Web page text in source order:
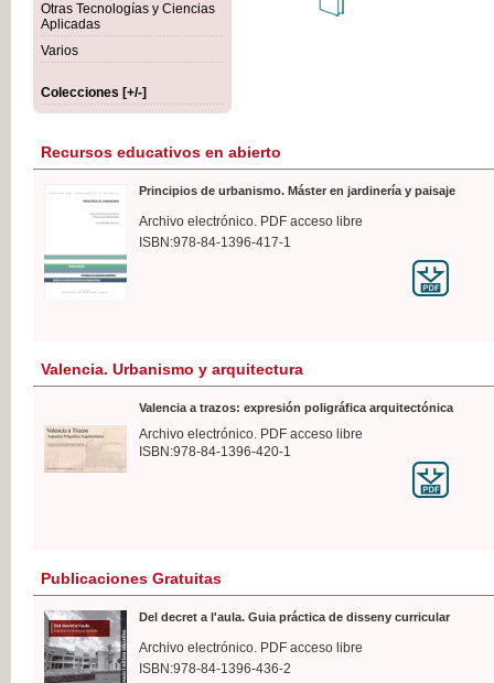
Otras Tecnologías y Ciencias
Aplicadas
Varios
Colecciones [+/-]
Recursos educativos en abierto
Principios de urbanismo. Máster en jardinería y paisaje
Archivo electrónico. PDF acceso libre
ISBN:978-84-1396-417-1
Valencia. Urbanismo y arquitectura
Valencia a trazos: expresión poligráfica arquitectónica
Archivo electrónico. PDF acceso libre
ISBN:978-84-1396-420-1
Publicaciones Gratuitas
Del decret a l'aula. Guia práctica de disseny curricular
Archivo electrónico. PDF acceso libre
ISBN:978-84-1396-436-2